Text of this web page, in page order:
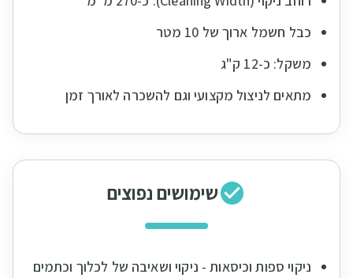
כבל חשמל ארוך של 10 מטר
משקל: כ-12 ק"ג
מתאים לניצול מקצועי וגם להשכרה לאורך זמן
שימושים נפוצים
ניקוי ספות וכיסאות - ניקוי ושאיבה של לכלוך וכתמים